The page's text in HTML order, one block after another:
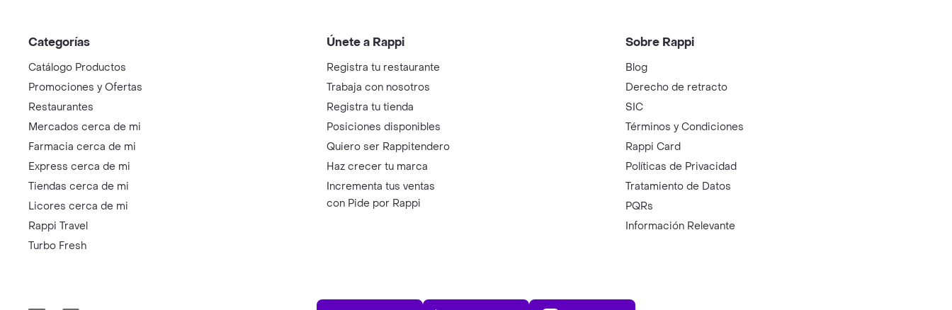
Categorías
Catálogo Productos
Promociones y Ofertas
Restaurantes
Mercados cerca de mi
Farmacia cerca de mi
Express cerca de mi
Tiendas cerca de mi
Licores cerca de mi
Rappi Travel
Turbo Fresh
Únete a Rappi
Registra tu restaurante
Trabaja con nosotros
Registra tu tienda
Posiciones disponibles
Quiero ser Rappitendero
Haz crecer tu marca
Incrementa tus ventas
con Pide por Rappi
Sobre Rappi
Blog
Derecho de retracto
SIC
Términos y Condiciones
Rappi Card
Políticas de Privacidad
Tratamiento de Datos
PQRs
Información Relevante
App Store Play Store AppGallery